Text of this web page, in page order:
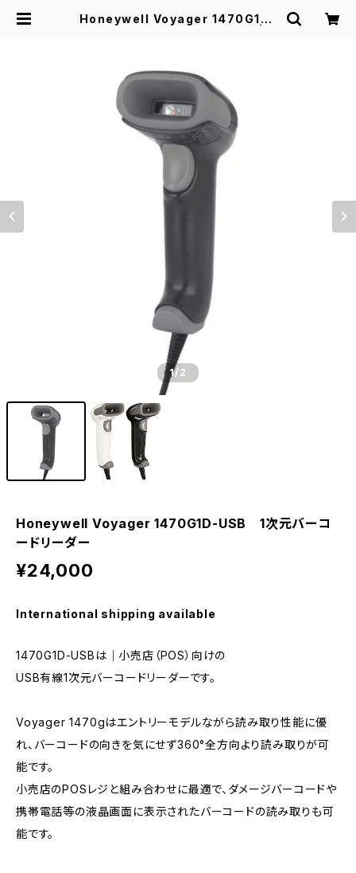
Honeywell Voyager 1470G1D-
1/2
Honeywell Voyager 1470G1D-USB 1次元バーコ
ードリーダー
¥24,000
International shipping available
1470G1D-USBは｜小売店（POS）向けの
USB有線1次元バーコードリーダーです。
Voyager 1470gはエントリーモデルながら読み取り性能に優
れ、バーコードの向きを気にせず360°全方向より読み取りが可
能です。
小売店のPOSレジと組み合わせに最適で、ダメージバーコードや
携帯電話等の液晶画面に表示されたバーコードの読み取りも可
能です。